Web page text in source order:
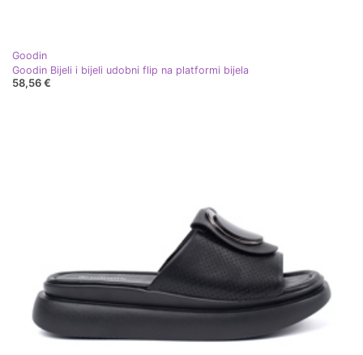
Goodin
Goodin Bijeli i bijeli udobni flip na platformi bijela
58,56 €